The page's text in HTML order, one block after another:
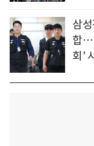
삼
합…
회'